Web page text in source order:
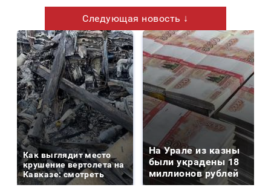
Следующая новость ↓
Как выглядит место
крушение вертолета на
Кавказе: смотреть
На Урале из казны
были украдены 18
миллионов рублей